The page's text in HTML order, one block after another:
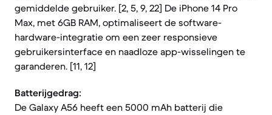
gemiddelde gebruiker. [2, 5, 9, 22] De iPhone 14 Pro
Max, met 6GB RAM, optimaliseert de software-
hardware-integratie om een zeer responsieve
gebruikersinterface en naadloze app-wisselingen te
garanderen. [11, 12]
Batterijgedrag:
De Galaxy A56 heeft een 5000 mAh batterij die